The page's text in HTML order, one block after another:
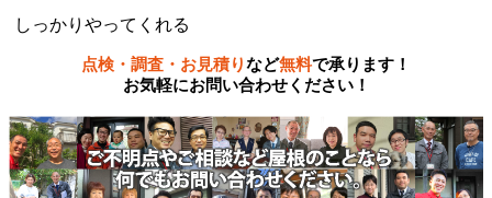
しっかりやってくれる
点検・調査・お見積りなど無料で承ります！
お気軽にお問い合わせください！